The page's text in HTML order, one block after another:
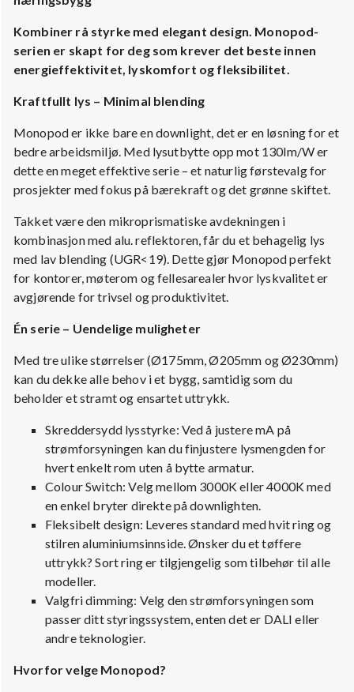
Kombiner rå styrke med elegant design. Monopod-
serien er skapt for deg som krever det beste innen
energieffektivitet, lyskomfort og fleksibilitet.
Kraftfullt lys – Minimal blending
Monopod er ikke bare en downlight, det er en løsning for et
bedre arbeidsmiljø. Med lysutbytte opp mot 130lm/W er
dette en meget effektive serie – et naturlig førstevalg for
prosjekter med fokus på bærekraft og det grønne skiftet.
Takket være den mikroprismatiske avdekningen i
kombinasjon med alu. reflektoren, får du et behagelig lys
med lav blending (UGR<19). Dette gjør Monopod perfekt
for kontorer, møterom og fellesarealer hvor lyskvalitet er
avgjørende for trivsel og produktivitet.
Én serie – Uendelige muligheter
Med tre ulike størrelser (Ø175mm, Ø205mm og Ø230mm)
kan du dekke alle behov i et bygg, samtidig som du
beholder et stramt og ensartet uttrykk.
Skreddersydd lysstyrke: Ved å justere mA på
strømforsyningen kan du finjustere lysmengden for
hvert enkelt rom uten å bytte armatur.
Colour Switch: Velg mellom 3000K eller 4000K med
en enkel bryter direkte på downlighten.
Fleksibelt design: Leveres standard med hvit ring og
stilren aluminiumsinnside. Ønsker du et tøffere
uttrykk? Sort ring er tilgjengelig som tilbehør til alle
modeller.
Valgfri dimming: Velg den strømforsyningen som
passer ditt styringssystem, enten det er DALI eller
andre teknologier.
Hvorfor velge Monopod?